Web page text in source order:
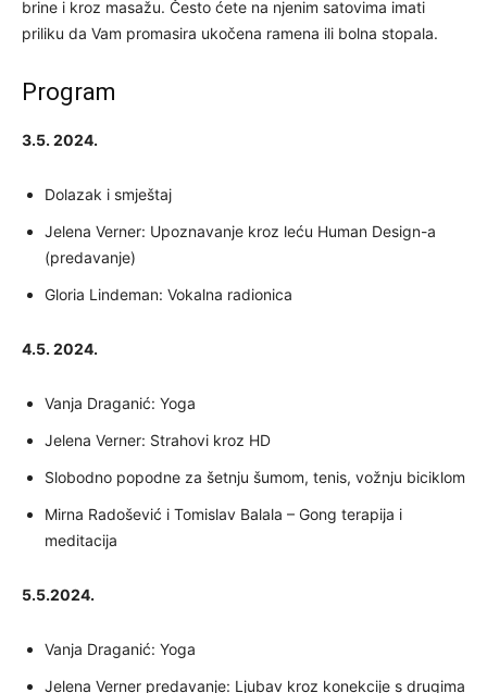
brine i kroz masažu. Često ćete na njenim satovima imati
priliku da Vam promasira ukočena ramena ili bolna stopala.
Program
3.5. 2024.
Dolazak i smještaj
Jelena Verner: Upoznavanje kroz leću Human Design-a
(predavanje)
Gloria Lindeman: Vokalna radionica
4.5. 2024.
Vanja Draganić: Yoga
Jelena Verner: Strahovi kroz HD
Slobodno popodne za šetnju šumom, tenis, vožnju biciklom
Mirna Radošević i Tomislav Balala – Gong terapija i
meditacija
5.5.2024.
Vanja Draganić: Yoga
Jelena Verner predavanje: Ljubav kroz konekcije s drugima